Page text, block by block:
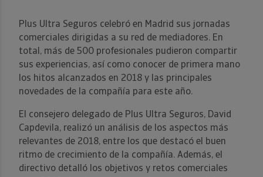
Plus Ultra Seguros celebró en Madrid sus jornadas
comerciales dirigidas a su red de mediadores. En
total, más de 500 profesionales pudieron compartir
sus experiencias, así como conocer de primera mano
los hitos alcanzados en 2018 y las principales
novedades de la compañía para este año.
El consejero delegado de Plus Ultra Seguros, David
Capdevila, realizó un análisis de los aspectos más
relevantes de 2018, entre los que destacó el buen
ritmo de crecimiento de la compañía. Además, el
directivo detalló los objetivos y retos comerciales